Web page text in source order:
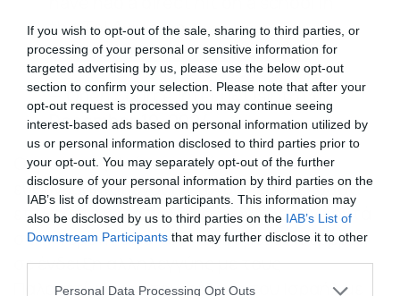
If you wish to opt-out of the sale, sharing to third parties, or
processing of your personal or sensitive information for
targeted advertising by us, please use the below opt-out
section to confirm your selection. Please note that after your
opt-out request is processed you may continue seeing
interest-based ads based on personal information utilized by
us or personal information disclosed to third parties prior to
your opt-out. You may separately opt-out of the further
disclosure of your personal information by third parties on the
IAB’s list of downstream participants. This information may
also be disclosed by us to third parties on the IAB’s List of
Downstream Participants that may further disclose it to other
Please note that this website/app uses one or more Google
Personal Data Processing Opt Outs
the Tel Aviv area.
pic.twitter.com/T5WyVP0fWK
— Open Source Intel (@Osint613)
December 19, 2024
Οι μαχητές Χούτι που είναι
ευθυγραμμισμένοι με το Ιράν εξαπέλυσαν
επιθέσεις κατά των διεθνών πλοίων κοντά
στην Υεμένη από τον περασμένο Νοέμβριο,
σε ένδειξη αλληλεγγύης με τους
Παλαιστίνιους στον πόλεμο του Ισραήλ με